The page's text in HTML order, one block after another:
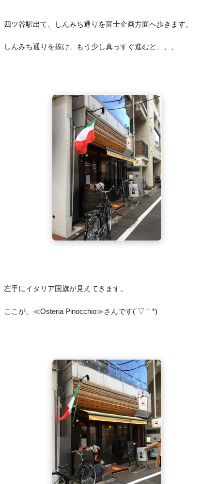
四ツ谷駅出て、しんみち通りを富士企画方面へ歩きます。
しんみち通りを抜け、もう少し真っすぐ進むと、、、
左手にイタリア国旗が見えてきます。
ここが、≪Osteria Pinocchio≫さんです(´▽｀*)